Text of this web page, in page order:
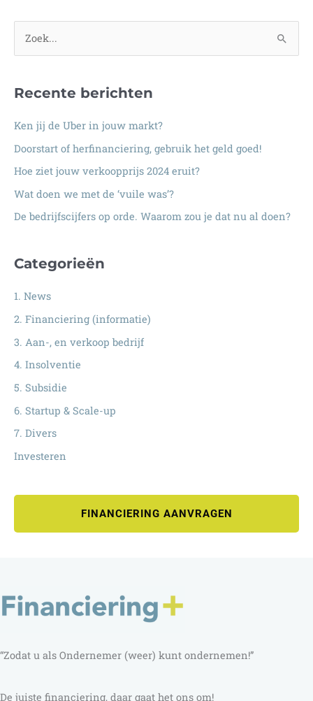
k
a
a
r
:
Recente berichten
Ken jij de Uber in jouw markt?
Doorstart of herfinanciering, gebruik het geld goed!
Hoe ziet jouw verkoopprijs 2024 eruit?
Wat doen we met de ‘vuile was’?
De bedrijfscijfers op orde. Waarom zou je dat nu al doen?
Categorieën
1. News
2. Financiering (informatie)
3. Aan-, en verkoop bedrijf
4. Insolventie
5. Subsidie
6. Startup & Scale-up
7. Divers
Investeren
FINANCIERING AANVRAGEN
“Zodat u als Ondernemer (weer) kunt ondernemen!”
De juiste financiering, daar gaat het ons om!